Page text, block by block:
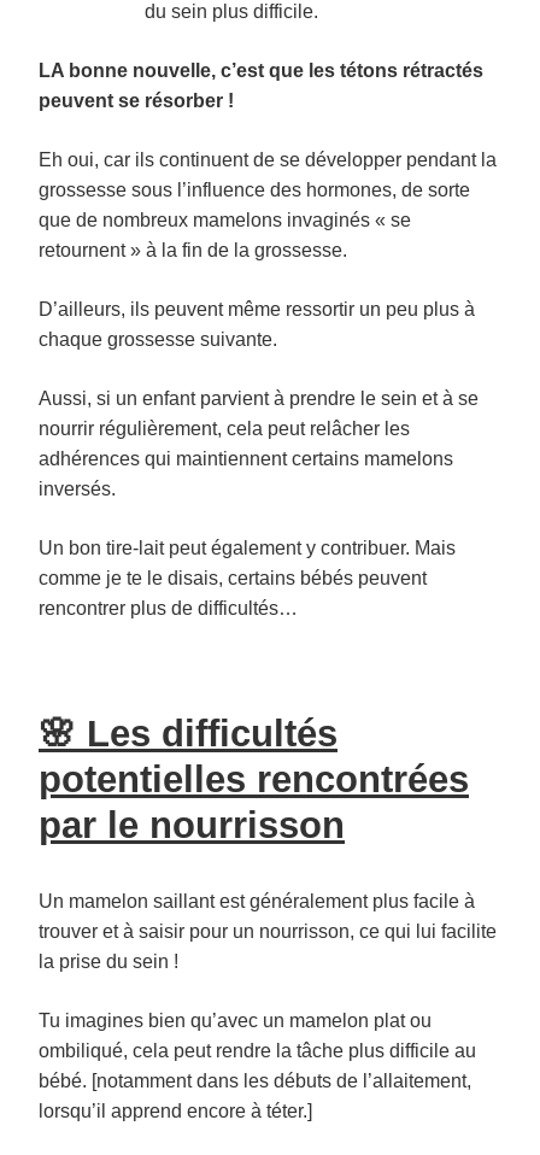
du sein plus difficile.
LA bonne nouvelle, c’est que les tétons rétractés
peuvent se résorber !
Eh oui, car ils continuent de se développer pendant la
grossesse sous l’influence des hormones, de sorte
que de nombreux mamelons invaginés « se
retournent » à la fin de la grossesse.
D’ailleurs, ils peuvent même ressortir un peu plus à
chaque grossesse suivante.
Aussi, si un enfant parvient à prendre le sein et à se
nourrir régulièrement, cela peut relâcher les
adhérences qui maintiennent certains mamelons
inversés.
Un bon tire-lait peut également y contribuer. Mais
comme je te le disais, certains bébés peuvent
rencontrer plus de difficultés…
🌸 Les difficultés
potentielles rencontrées
par le nourrisson
Un mamelon saillant est généralement plus facile à
trouver et à saisir pour un nourrisson, ce qui lui facilite
la prise du sein !
Tu imagines bien qu’avec un mamelon plat ou
ombiliqué, cela peut rendre la tâche plus difficile au
bébé. [notamment dans les débuts de l’allaitement,
lorsqu’il apprend encore à téter.]